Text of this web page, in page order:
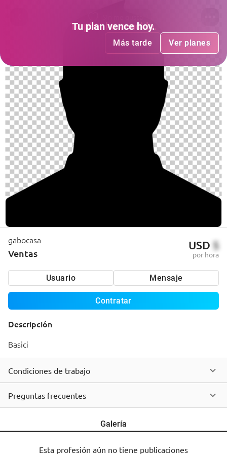
Tu plan ha vencido.
Más tarde Ver planes
Tu plan vence hoy.
Más tarde Ver planes
gabocasa
Ventas
USD 5
por hora
Usuario Mensaje
Contratar
Descripción
Basici
Condiciones de trabajo
Preguntas frecuentes
Galería
Esta profesión aún no tiene publicaciones